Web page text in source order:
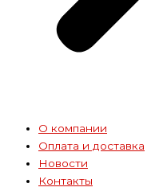
О компании
Оплата и доставка
Новости
Контакты